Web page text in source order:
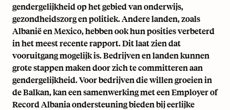
gendergelijkheid op het gebied van onderwijs,
gezondheidszorg en politiek. Andere landen, zoals
Albanië en Mexico, hebben ook hun posities verbeterd
in het meest recente rapport. Dit laat zien dat
vooruitgang mogelijk is. Bedrijven en landen kunnen
grote stappen maken door zich te committeren aan
gendergelijkheid. Voor bedrijven die willen groeien in
de Balkan, kan een samenwerking met eenEmployer of
Record Albaniaondersteuning bieden bij eerlijke